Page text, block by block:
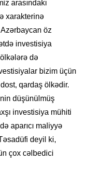
arasındakı
xarakterinə
öz
investisiya
də
bizim üçün
qardaş ölkədir.
düşünülmüş
investisiya mühiti
aparıcı maliyyə
deyil ki,
çox cəlbedici